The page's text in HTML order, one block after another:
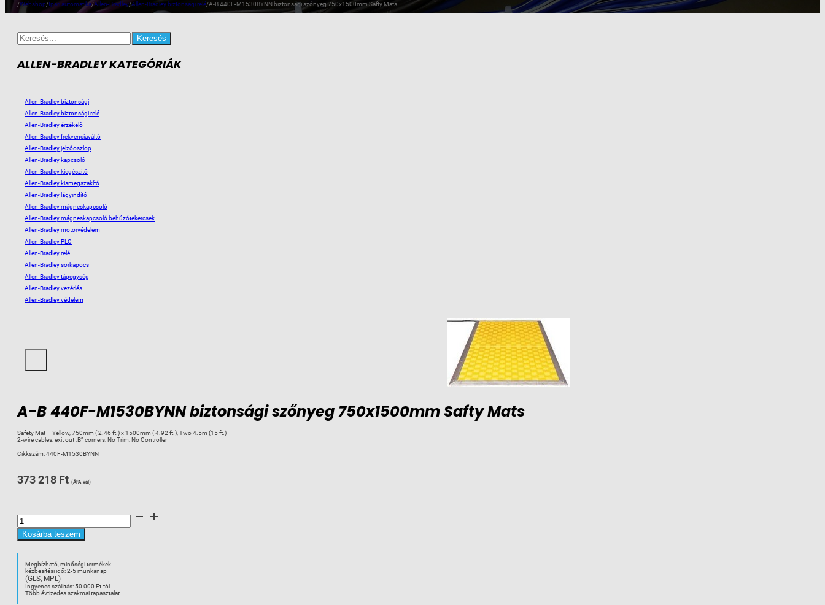
/Webshop/Ipari automatika/Allen-Bradley/Allen-Bradley biztonsági relé/A-B 440F-M1530BYNN biztonsági szőnyeg 750x1500mm Safty Mats
Search
for:
ALLEN-BRADLEY KATEGÓRIÁK
Allen-Bradley biztonsági
Allen-Bradley biztonsági relé
Allen-Bradley érzékelő
Allen-Bradley frekvenciaváltó
Allen-Bradley jelzőoszlop
Allen-Bradley kapcsoló
Allen-Bradley kiegészítő
Allen-Bradley kismegszakító
Allen-Bradley lágyindító
Allen-Bradley mágneskapcsoló
Allen-Bradley mágneskapcsoló behúzótekercsek
Allen-Bradley motorvédelem
Allen-Bradley PLC
Allen-Bradley relé
Allen-Bradley sorkapocs
Allen-Bradley tápegység
Allen-Bradley vezérlés
Allen-Bradley védelem
A-B 440F-M1530BYNN biztonsági szőnyeg 750x1500mm Safty Mats
Safety Mat – Yellow, 750mm ( 2.46 ft.) x 1500mm ( 4.92 ft.), Two 4.5m (15 ft.)
2-wire cables, exit out „B” corners, No Trim, No Controller
Cikkszám:440F-M1530BYNN
373 218 Ft (ÁFA-val)
440F-
M1530BYNN
biztonsági
750x1500mm
Mats
mennyiség
Kosárba teszem
Megbízható, minőségi termékek
kézbesítési idő: 2-5 munkanap
(GLS, MPL)
Ingyenes szállítás: 50 000 Ft-tól
Több évtizedes szakmai tapasztalat